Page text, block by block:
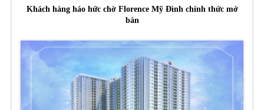
Khách hàng háo hức chờ Florence Mỹ Đình chính thức mở
bán